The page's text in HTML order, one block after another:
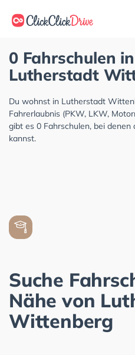
0 Fahrschulen
Lutherstadt
Du wohnst in Lutherstadt
Fahrerlaubnis (PKW, LKW,
gibt es 0 Fahrschulen, bei
kannst.
Suche
Nähe von
Wittenberg